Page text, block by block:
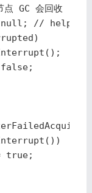
GC 会回收
// help GC
true;